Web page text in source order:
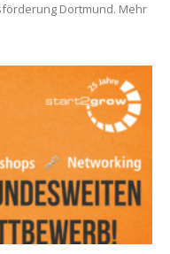
Dortmund. Mehr